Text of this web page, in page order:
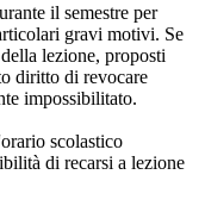
il semestre per
gravi motivi. Se
lezione, proposti
diritto di revocare
impossibilitato.
scolastico
di recarsi a lezione